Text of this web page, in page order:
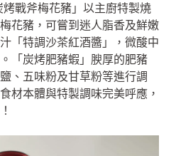
戰斧梅花豬」以主廚特製燒
花豬，可嘗到迷人脂香及鮮嫩
「特調沙茶紅酒醬」，微酸中
「炭烤肥豬蝦」腴厚的肥豬
、五味粉及甘草粉等進行調
材本體與特製調味完美呼應，